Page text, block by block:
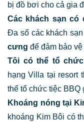
bị đồ bơi cho cả gia
Các khách sạn có
Đa số các khách
cưng để đảm bảo
Tôi có thể tổ
hạng Villa tại resort
thể tổ chức tiệc BBQ
Khoáng nóng tại
khoáng Kim Bôi có